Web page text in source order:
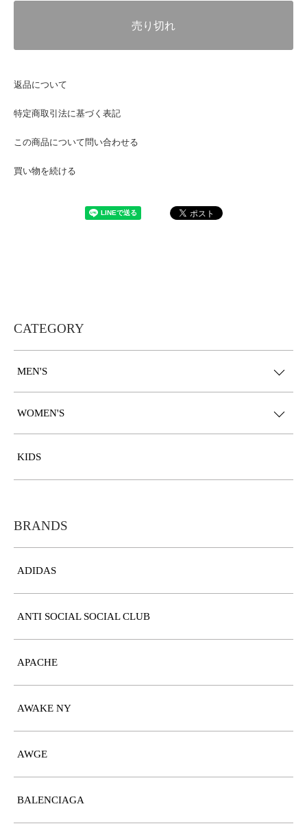
売り切れ
返品について
特定商取引法に基づく表記
この商品について問い合わせる
買い物を続ける
CATEGORY
MEN'S
WOMEN'S
KIDS
BRANDS
ADIDAS
ANTI SOCIAL SOCIAL CLUB
APACHE
AWAKE NY
AWGE
BALENCIAGA